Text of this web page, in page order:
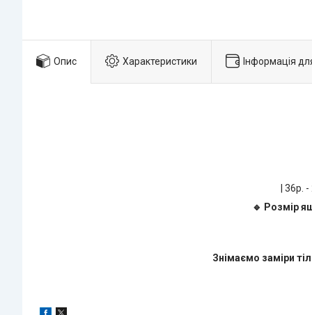
Опис Характеристики Інформація
| 36р.
🔹 Розмір
Знімаємо заміри